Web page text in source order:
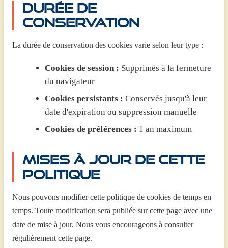
Durée de
conservation
La durée de conservation des cookies varie selon leur type :
Cookies de session : Supprimés à la fermeture
du navigateur
Cookies persistants : Conservés jusqu'à leur
date d'expiration ou suppression manuelle
Cookies de préférences : 1 an maximum
Mises à jour de cette
politique
Nous pouvons modifier cette politique de cookies de temps en
temps. Toute modification sera publiée sur cette page avec une
date de mise à jour. Nous vous encourageons à consulter
régulièrement cette page.